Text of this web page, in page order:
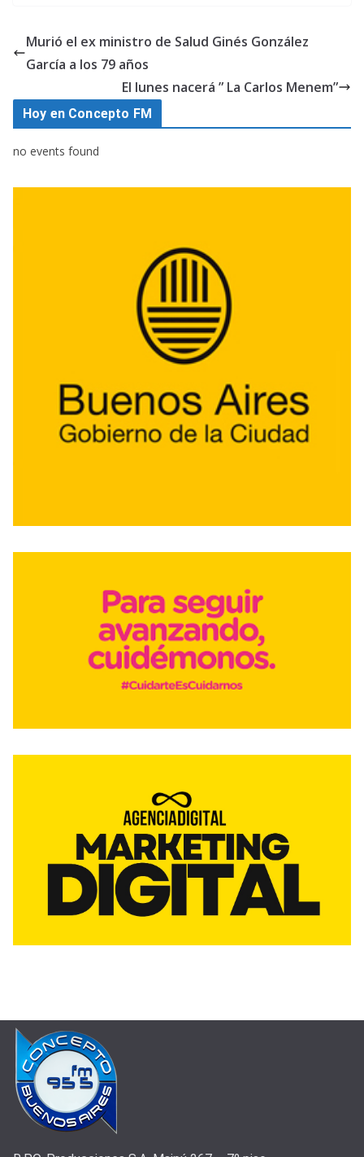
Murió el ex ministro de Salud Ginés González
García a los 79 años
El lunes nacerá ” La Carlos Menem”
Hoy en Concepto FM
no events found